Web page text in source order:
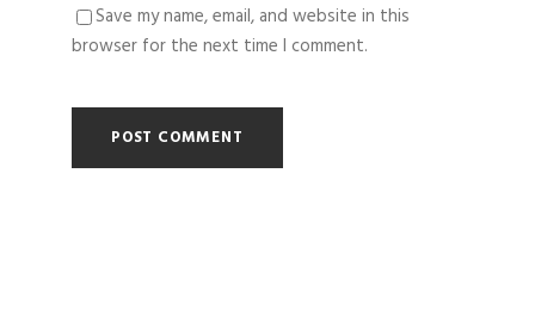
Save my name, email, and website in this
browser for the next time I comment.